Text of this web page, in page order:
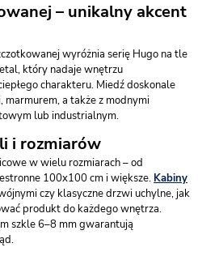
– unikalny akcent
wyróżnia serię Hugo na tle
który nadaje wnętrzu
charakteru. Miedź doskonale
marmurem, a także z modnymi
lub industrialnym.
i rozmiarów
w wielu rozmiarach – od
100x100 cm i większe. Kabiny
czy klasyczne drzwi uchylne, jak
produkt do każdego wnętrza.
szkle 6–8 mm gwarantują